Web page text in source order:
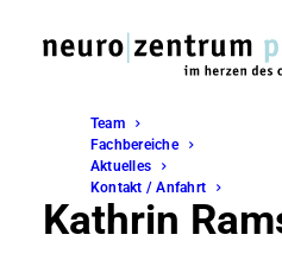
Team
Fachbereiche
Aktuelles
Kontakt / Anfahrt
Kathrin